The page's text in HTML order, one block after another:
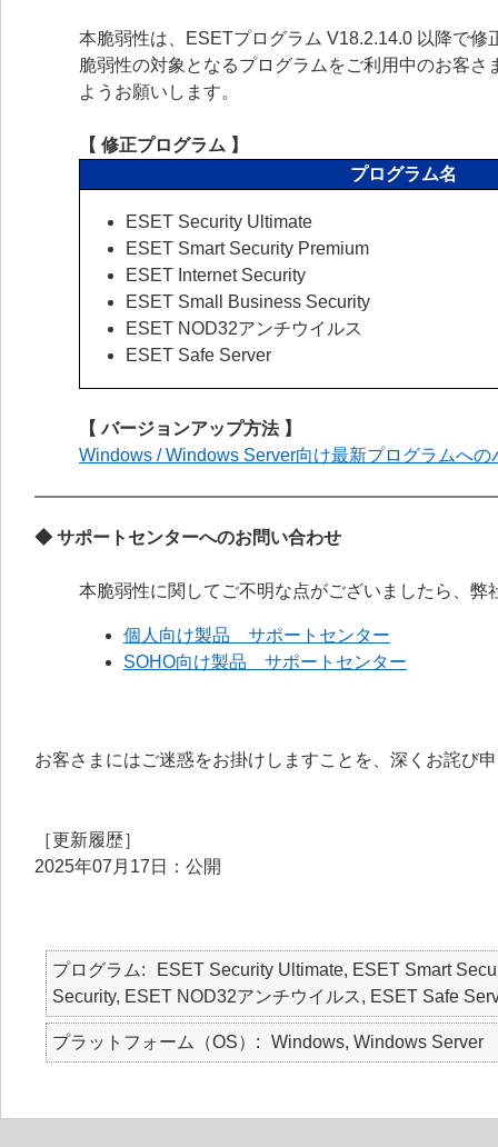
本脆弱性は、ESETプログラム V18.2.14.0 以降で修
脆弱性の対象となるプログラムをご利用中のお客さ
ようお願いします。
【 修正プログラム 】
プログラム名
ESET Security Ultimate
ESET Smart Security Premium
ESET Internet Security
ESET Small Business Security
ESET NOD32アンチウイルス
ESET Safe Server
【 バージョンアップ方法 】
Windows / Windows Server向け最新プログラムへの
◆ サポートセンターへのお問い合わせ
本脆弱性に関してご不明な点がございましたら、
個人向け製品 サポートセンター
SOHO向け製品 サポートセンター
お客さまにはご迷惑をお掛けしますことを、深くお詫び
［更新履歴］
2025年07月17日：公開
プログラム
ESET Security Ultimate, ESET Smart
Security, ESET NOD32アンチウイルス, ESET Safe
プラットフォーム（OS） Windows, Windows Server